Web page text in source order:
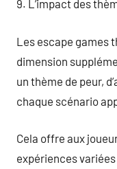
9. L’impact des
Les escape games
dimension
un thème de peur,
chaque scénario
Cela offre aux
expériences